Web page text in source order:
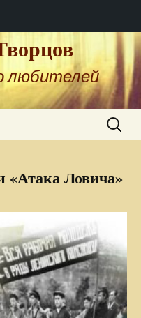
любителей
Найти:
«Атака Ловича»